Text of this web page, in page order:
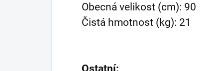
Obecná velikost (cm): 90
Čistá hmotnost (kg): 21
Ostatní: